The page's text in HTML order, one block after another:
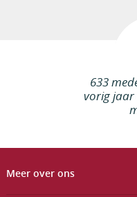
633
vorig jaar
Meer over ons